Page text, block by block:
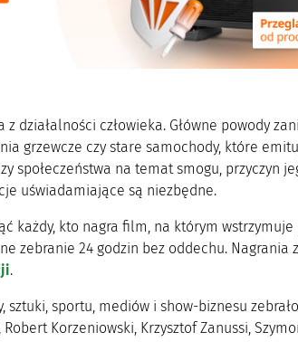
działalności człowieka. Główne powody
grzewcze czy stare samochody, które
społeczeństwa na temat smogu, przyczyn
uświadamiające są niezbędne.
każdy, kto nagra film, na którym
zebranie 24 godzin bez oddechu. Nagrania
.
sportu, mediów i show-biznesu
Korzeniowski, Krzysztof Zanussi,